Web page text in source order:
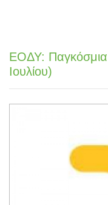
ΕΟΔΥ: Παγκόσμια
Ιουλίου)